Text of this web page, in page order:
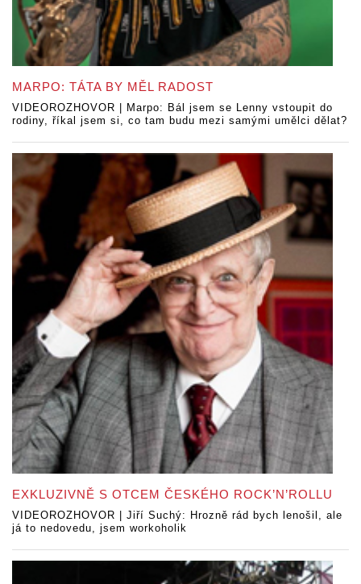
MARPO: TÁTA BY MĚL RADOST
VIDEOROZHOVOR | Marpo: Bál jsem se Lenny vstoupit do
rodiny, říkal jsem si, co tam budu mezi samými umělci dělat?
EXKLUZIVNĚ S OTCEM ČESKÉHO ROCK’N’ROLLU
VIDEOROZHOVOR | Jiří Suchý: Hrozně rád bych lenošil, ale
já to nedovedu, jsem workoholik